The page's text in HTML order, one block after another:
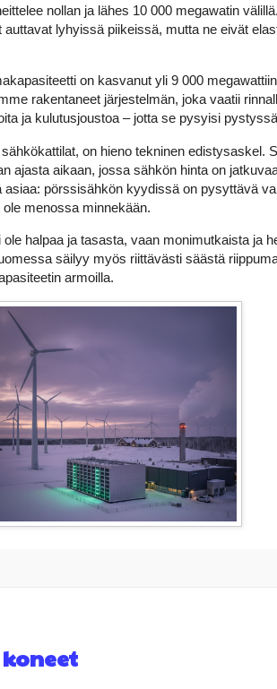
nollan ja lähes 10 000 megawatin
auttavat lyhyissä piikeissä, mutta ne eivät
on kasvanut yli 9 000
rakentaneet järjestelmän, joka vaatii
ja kulutusjoustoa – jotta se pysyisi
on hieno tekninen edistysaskel.
ajasta aikaan, jossa sähkön hinta on
asiaa: pörssisähkön kyydissä on pysyttävä
menossa minnekään.
halpaa ja tasasta, vaan monimutkaista ja
säilyy myös riittävästi säästä
armoilla.